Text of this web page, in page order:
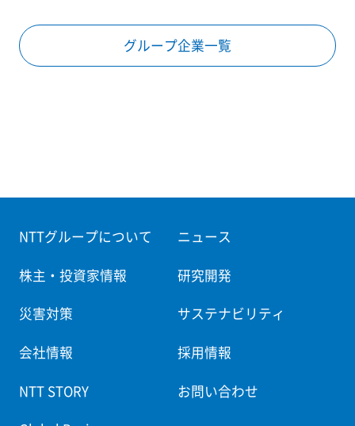
グループ企業一覧
NTTグループについて ニュース
株主・投資家情報 研究開発
災害対策 サステナビリティ
会社情報 採用情報
NTT STORY お問い合わせ